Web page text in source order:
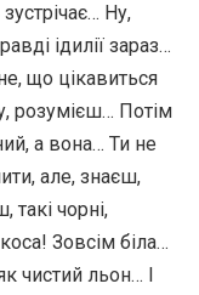
Ну,
ідилії зараз…
що цікавиться
розумієш… Потім
а вона… Ти не
але, знаєш,
такі чорні,
Зовсім біла…
чистий льон… І